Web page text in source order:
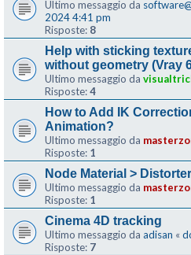
Ultimo messaggio da
2024 4:41 pm
Risposte: 8
Help with sticking
without geometry (Vray
Ultimo messaggio da
Risposte:4
How to Add IK
Animation?
Ultimo messaggio da
Risposte: 1
Node Material >
Ultimo messaggio da
Risposte: 1
Cinema 4D tracking
Ultimo messaggio da adisan «
Risposte: 7